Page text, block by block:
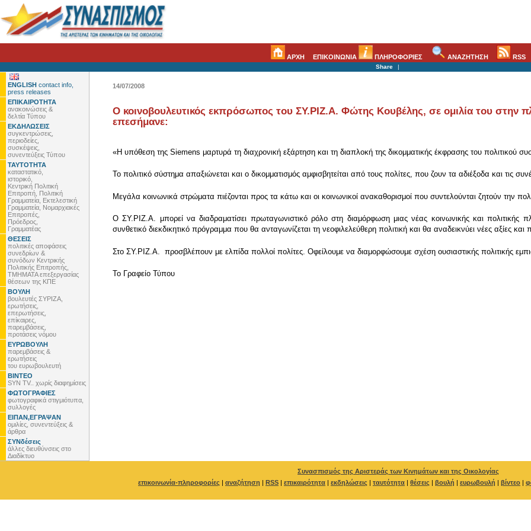
ΑΡΧΗ ΕΠΙΚΟΙΝΩΝΙΑ ΠΛΗΡΟΦΟΡΙΕΣ ΑΝΑΖΗΤΗΣΗ RSS
Share |
ENGLISH contact info,
press releases
ΕΠΙΚΑΙΡΟΤΗΤΑ
ανακοινώσεις &
δελτία Τύπου
ΕΚΔΗΛΩΣΕΙΣ
συγκεντρώσεις,
περιοδείες,
συσκέψεις,
συνεντεύξεις Τύπου
ΤΑΥΤΟΤΗΤΑ
καταστατικό,
ιστορικό,
Κεντρική Πολιτική
Επιτροπή, Πολιτική
Γραμματεία, Εκτελεστική
Γραμματεία, Νομαρχιακές
Επιτροπές,
Πρόεδρος,
Γραμματέας
ΘΕΣΕΙΣ
πολιτικές αποφάσεις
συνεδρίων &
συνόδων Κεντρικής
Πολιτικής Επιτροπής,
ΤΜΗΜΑΤΑ επεξεργασίας
θέσεων της ΚΠΕ
ΒΟΥΛΗ
βουλευτές ΣΥΡΙΖΑ,
ερωτήσεις,
επερωτήσεις,
επίκαιρες,
παρεμβάσεις,
προτάσεις νόμου
ΕΥΡΩΒΟΥΛΗ
παρεμβάσεις &
ερωτήσεις
του ευρωβουλευτή
ΒΙΝΤΕΟ
SYN TV.. χωρίς διαφημίσεις
ΦΩΤΟΓΡΑΦΙΕΣ
φωτογραφικά στιγμιότυπα,
συλλογές
ΕΙΠΑΝ,ΕΓΡΑΨΑΝ
ομιλίες, συνεντεύξεις &
άρθρα
ΣΥΝδέσεις
άλλες διευθύνσεις στο
Διαδίκτυο
14/07/2008
Ο κοινοβουλευτικός εκπρόσωπος του ΣΥ.ΡΙΖ.Α. Φώτης Κουβέλης, σε ομιλία του στην
επεσήμανε:
«Η υπόθεση της Siemens μαρτυρά τη διαχρονική εξάρτηση και τη διαπλοκή της δικομματικής έκφρασης του πολιτικού
Το πολιτικό σύστημα απαξιώνεται και ο δικομματισμός αμφισβητείται από τους πολίτες, που ζουν τα αδιέξοδα και τις
Μεγάλα κοινωνικά στρώματα πιέζονται προς τα κάτω και οι κοινωνικοί ανακαθορισμοί που συντελούνται ζητούν την
Ο ΣΥ.ΡΙΖ.Α. μπορεί να διαδραματίσει πρωταγωνιστικό ρόλο στη διαμόρφωση μιας νέας κοινωνικής και πολιτικής
συνθετικό διεκδικητικό πρόγραμμα που θα ανταγωνίζεται τη νεοφιλελεύθερη πολιτική και θα αναδεικνύει νέες αξίες
Στο ΣΥ.ΡΙΖ.Α. προσβλέπουν με ελπίδα πολλοί πολίτες. Οφείλουμε να διαμορφώσουμε σχέση ουσιαστικής πολιτικής
To Γραφείο Τύπου
Συνασπισμός της Αριστεράς των Κινημάτων και της Οικολογίας
επικοινωνία-πληροφορίες | αναζήτηση | RSS | επικαιρότητα | εκδηλώσεις | ταυτότητα | θέσεις | βουλή | ευρωβουλή | βίντεο |